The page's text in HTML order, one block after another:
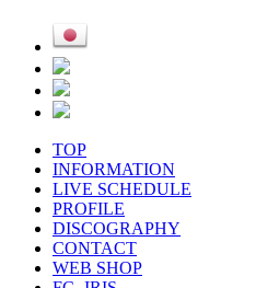
TOP
INFORMATION
LIVE SCHEDULE
PROFILE
DISCOGRAPHY
CONTACT
WEB SHOP